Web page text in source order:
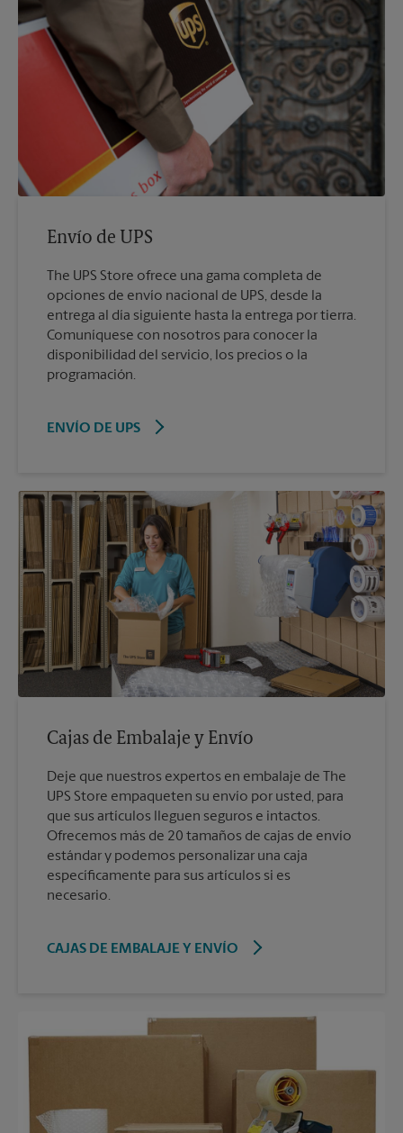
Envío de UPS
The UPS Store ofrece una gama completa de
opciones de envío nacional de UPS, desde la
entrega al día siguiente hasta la entrega por tierra.
Comuníquese con nosotros para conocer la
disponibilidad del servicio, los precios o la
programación.
ENVÍO DE UPS
Cajas de Embalaje y Envío
Deje que nuestros expertos en embalaje de The
UPS Store empaqueten su envío por usted, para
que sus artículos lleguen seguros e intactos.
Ofrecemos más de 20 tamaños de cajas de envío
estándar y podemos personalizar una caja
específicamente para sus artículos si es
necesario.
CAJAS DE EMBALAJE Y ENVÍO